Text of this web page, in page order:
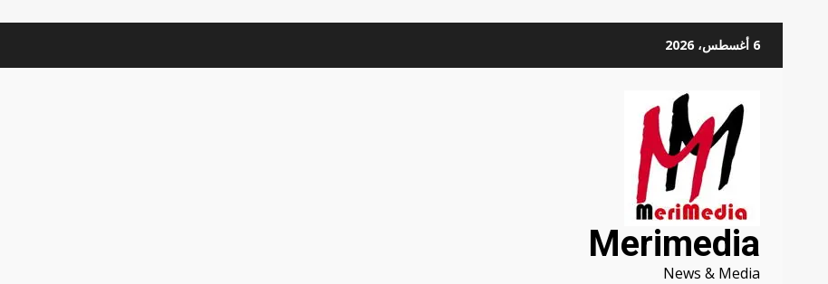
6 أغسطس، 2026
Merimedia
News & Media